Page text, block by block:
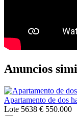
Anuncios
Apartamento de dos
Lote 5638 € 550.000